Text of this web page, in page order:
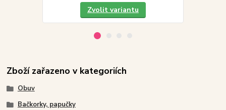
Zvolit variantu
Zboží zařazeno v kategoriích
Obuv
Bačkorky, papučky